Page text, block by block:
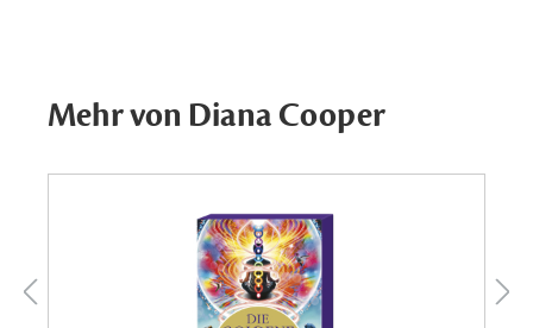
Mehr von Diana Cooper